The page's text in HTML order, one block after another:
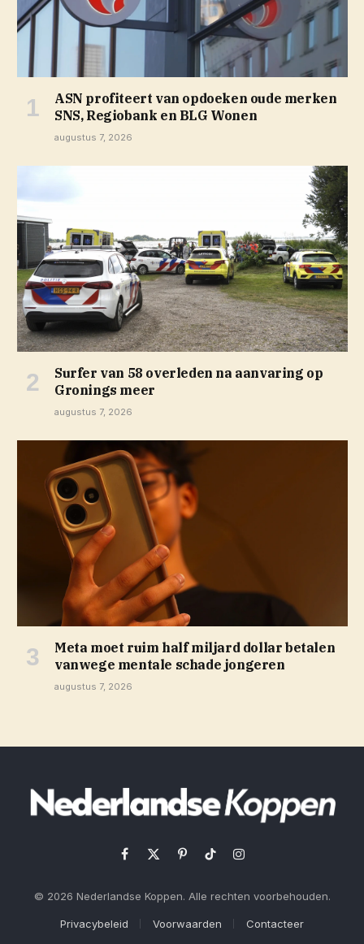
ASN profiteert van opdoeken oude merken
SNS, Regiobank en BLG Wonen
augustus 7, 2026
Surfer van 58 overleden na aanvaring op
Gronings meer
augustus 7, 2026
Meta moet ruim half miljard dollar betalen
vanwege mentale schade jongeren
augustus 7, 2026
Facebook
X
PinterestTikTokInstagram
© 2026 Nederlandse Koppen. Alle rechten voorbehouden.
Privacybeleid Voorwaarden Contacteer